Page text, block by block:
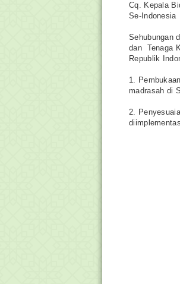
Cq. Kepala
Se-Indonesia
Sehubungan
dan Tenaga
Republik
1.
madrasah di
2.